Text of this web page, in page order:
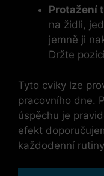
Protažení
na‌ židli,
jemně ji
Držte
Tyto cviky lze
pracovního dne.
úspěchu je
efekt
každodenní